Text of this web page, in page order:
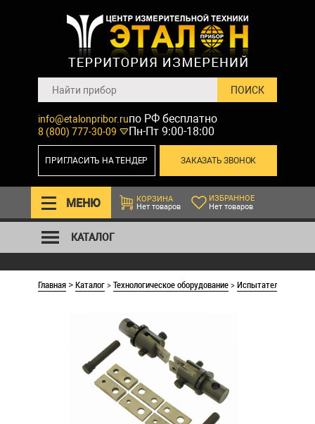
info@etalonpribor.ru
8 (800) 777-30-09
по РФ бесплатно
Пн-Пт 9:00-18:00
ЗАКАЗАТЬ ЗВОНОК
ПРИГЛАСИТЬ НА ТЕНДЕР
МЕНЮ
КОРЗИНА
Нет товаров
ИЗБРАННОЕ
Нет товаров
КАТАЛОГ
Главная >Каталог>Технологическое оборудование>Испытательные